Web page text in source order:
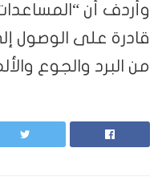
وأردف أن
قادرة على الوصول
من البرد والجوع